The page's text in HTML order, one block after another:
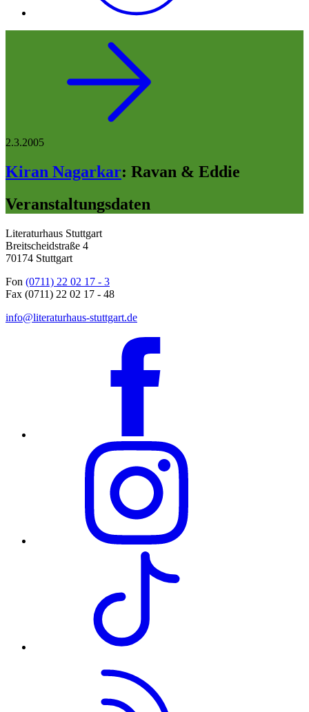
2.3.2005
Kiran Nagarkar: Ravan & Eddie
Veranstaltungsdaten
Literaturhaus Stuttgart
Breitscheidstraße 4
70174 Stuttgart
Fon (0711) 22 02 17 - 3
Fax (0711) 22 02 17 - 48
info@literaturhaus-stuttgart.de